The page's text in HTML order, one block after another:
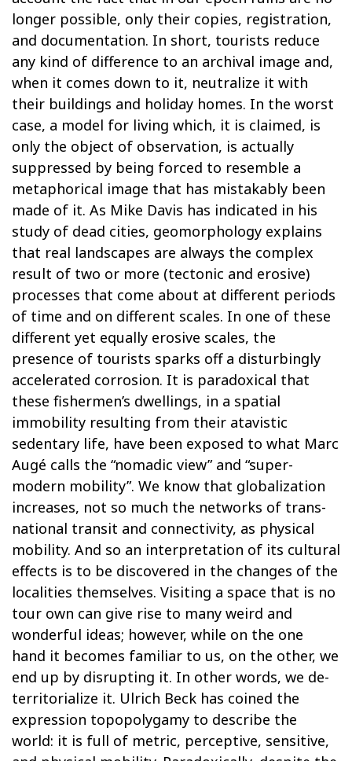
longer possible, only their copies, registration,
and documentation. In short, tourists reduce
any kind of difference to an archival image and,
when it comes down to it, neutralize it with
their buildings and holiday homes. In the worst
case, a model for living which, it is claimed, is
only the object of observation, is actually
suppressed by being forced to resemble a
metaphorical image that has mistakably been
made of it. As Mike Davis has indicated in his
study of dead cities, geomorphology explains
that real landscapes are always the complex
result of two or more (tectonic and erosive)
processes that come about at different periods
of time and on different scales. In one of these
different yet equally erosive scales, the
presence of tourists sparks off a disturbingly
accelerated corrosion. It is paradoxical that
these fishermen’s dwellings, in a spatial
immobility resulting from their atavistic
sedentary life, have been exposed to what Marc
Augé calls the “nomadic view” and “super-
modern mobility”. We know that globalization
increases, not so much the networks of trans-
national transit and connectivity, as physical
mobility. And so an interpretation of its cultural
effects is to be discovered in the changes of the
localities themselves. Visiting a space that is no
tour own can give rise to many weird and
wonderful ideas; however, while on the one
hand it becomes familiar to us, on the other, we
end up by disrupting it. In other words, we de-
territorialize it. Ulrich Beck has coined the
expression topopolygamy to describe the
world: it is full of metric, perceptive, sensitive,